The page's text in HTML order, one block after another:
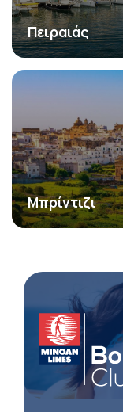
Πειραιάς
Μπρίντιζι